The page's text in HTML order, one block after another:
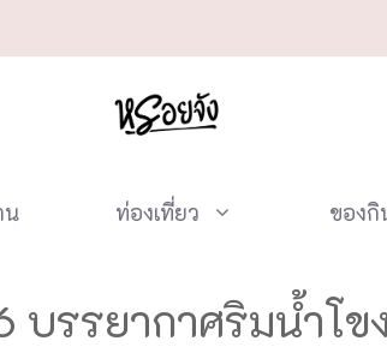
น ท่องเที่ยว ของกิ
บรรยากาศริมน้ำโ